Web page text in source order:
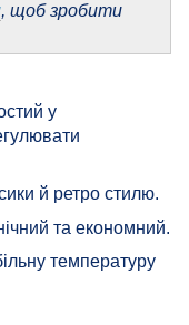
, щоб зробити
у
й ретро стилю.
та економний.
температуру